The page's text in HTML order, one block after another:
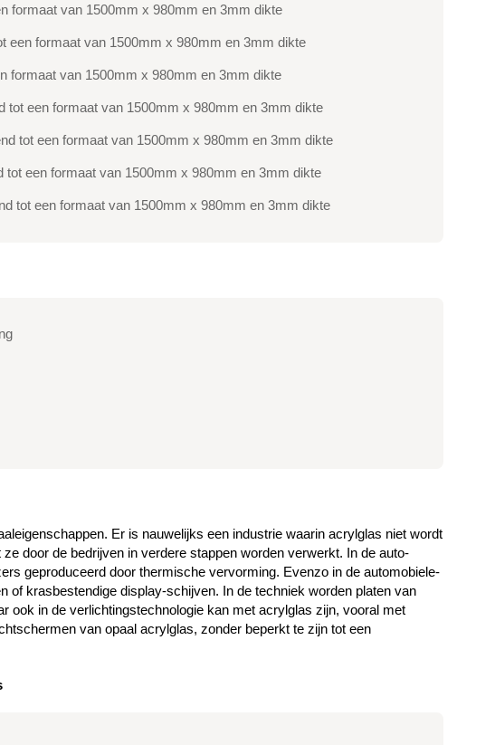
formaat van 1500mm x 980mm en 3mm dikte
een formaat van 1500mm x 980mm en 3mm dikte
formaat van 1500mm x 980mm en 3mm dikte
tot een formaat van 1500mm x 980mm en 3mm dikte
tot een formaat van 1500mm x 980mm en 3mm dikte
een formaat van 1500mm x 980mm en 3mm dikte
tot een formaat van 1500mm x 980mm en 3mm dikte
Er is nauwelijks een industrie waarin acrylglas niet wordt
door de bedrijven in verdere stappen worden verwerkt. In de auto-
geproduceerd door thermische vervorming. Evenzo in de automobiele-
krasbestendige display-schijven. In de techniek worden platen van
in de verlichtingstechnologie kan met acrylglas zijn, vooral met
van opaal acrylglas, zonder beperkt te zijn tot een